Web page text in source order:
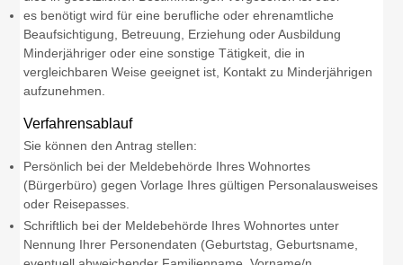
es benötigt wird für eine berufliche oder ehrenamtliche
Beaufsichtigung, Betreuung, Erziehung oder Ausbildung
Minderjähriger oder eine sonstige Tätigkeit, die in
vergleichbaren Weise geeignet ist, Kontakt zu Minderjährigen
aufzunehmen.
Verfahrensablauf
Sie können den Antrag stellen:
Persönlich bei der Meldebehörde Ihres Wohnortes
(Bürgerbüro) gegen Vorlage Ihres gültigen Personalausweises
oder Reisepasses.
Schriftlich bei der Meldebehörde Ihres Wohnortes unter
Nennung Ihrer Personendaten (Geburtstag, Geburtsname,